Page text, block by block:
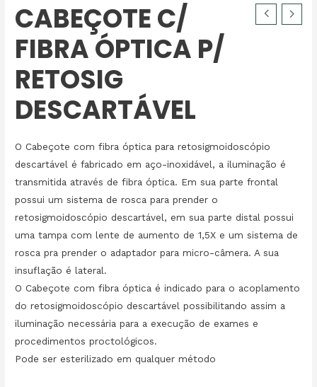
CABEÇOTE C/
FIBRA ÓPTICA P/
RETOSIG
DESCARTÁVEL
O Cabeçote com fibra óptica para retosigmoidoscópio
descartável é fabricado em aço-inoxidável, a iluminação é
transmitida através de fibra óptica. Em sua parte frontal
possui um sistema de rosca para prender o
retosigmoidoscópio descartável, em sua parte distal possui
uma tampa com lente de aumento de 1,5X e um sistema de
rosca pra prender o adaptador para micro-câmera. A sua
insuflação é lateral.
O Cabeçote com fibra óptica é indicado para o acoplamento
do retosigmoidoscópio descartável possibilitando assim a
iluminação necessária para a execução de exames e
procedimentos proctológicos.
Pode ser esterilizado em qualquer método